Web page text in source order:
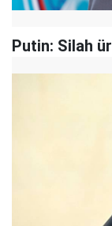
Putin: Silah